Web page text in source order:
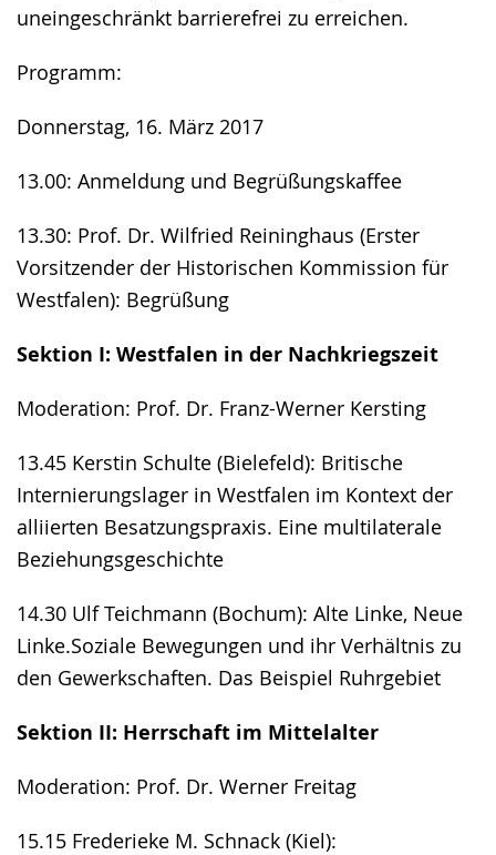
uneingeschränkt barrierefrei zu erreichen.
Programm:
Donnerstag, 16. März 2017
13.00: Anmeldung und Begrüßungskaffee
13.30: Prof. Dr. Wilfried Reininghaus (Erster
Vorsitzender der Historischen Kommission für
Westfalen): Begrüßung
Sektion I: Westfalen in der Nachkriegszeit
Moderation: Prof. Dr. Franz-Werner Kersting
13.45 Kerstin Schulte (Bielefeld): Britische
Internierungslager in Westfalen im Kontext der
alliierten Besatzungspraxis. Eine multilaterale
Beziehungsgeschichte
14.30 Ulf Teichmann (Bochum): Alte Linke, Neue
Linke.Soziale Bewegungen und ihr Verhältnis zu
den Gewerkschaften. Das Beispiel Ruhrgebiet
Sektion II: Herrschaft im Mittelalter
Moderation: Prof. Dr. Werner Freitag
15.15 Frederieke M. Schnack (Kiel):